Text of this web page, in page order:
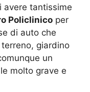
avere tantissime
Policlinico per
di auto che
giardino
un
molto grave e